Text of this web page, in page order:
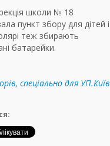
школи № 18
пункт збору для дітей і
теж збирають
батарейки.
спеціально для УП.Київ